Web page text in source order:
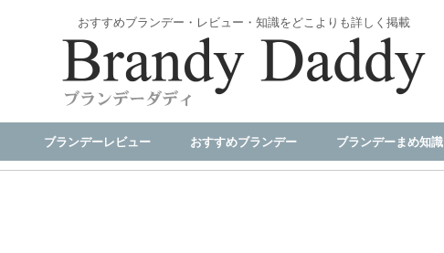
おすすめブランデー・レビュー・知識をどこよりも詳しく掲載
ブランデーレビュー おすすめブランデー ブランデーまめ知識